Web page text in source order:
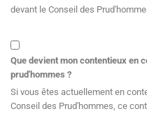
devant le Conseil des
Que devient mon contentieux en
prud'hommes ?
Si vous êtes actuellement en
Conseil des Prud'hommes, ce